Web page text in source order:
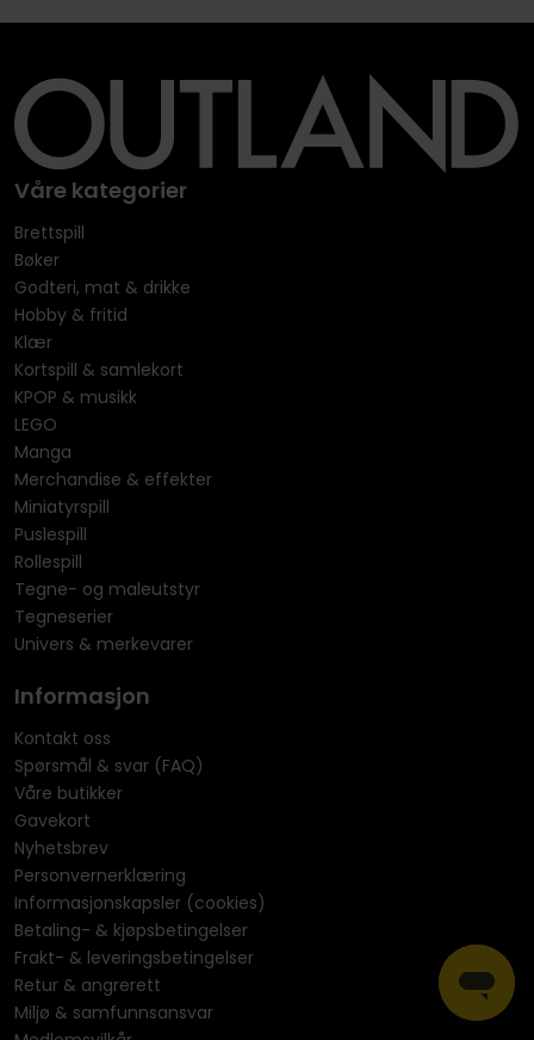
Våre kategorier
Brettspill
Bøker
Godteri, mat & drikke
Hobby & fritid
Klær
Kortspill & samlekort
KPOP & musikk
LEGO
Manga
Merchandise & effekter
Miniatyrspill
Puslespill
Rollespill
Tegne- og maleutstyr
Tegneserier
Univers & merkevarer
Informasjon
Kontakt oss
Spørsmål & svar (FAQ)
Våre butikker
Gavekort
Nyhetsbrev
Personvernerklæring
Informasjonskapsler (cookies)
Betaling- & kjøpsbetingelser
Frakt- & leveringsbetingelser
Retur & angrerett
Miljø & samfunnsansvar